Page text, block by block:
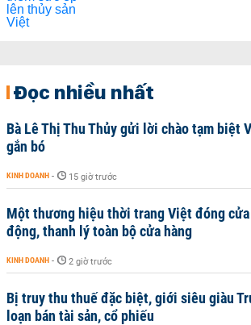
Đọc nhiều nhất
Bà Lê Thị Thu Thủy gửi lời chào tạm biệt
gắn bó
KINH DOANH - 15 giờ trước
Một thương hiệu thời trang Việt đóng cửa
động, thanh lý toàn bộ cửa hàng
KINH DOANH - 2 giờ trước
Bị truy thu thuế đặc biệt, giới siêu giàu
loạn bán tài sản, cổ phiếu